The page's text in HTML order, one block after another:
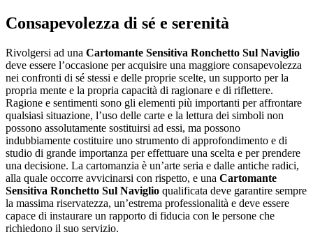
Consapevolezza di sé e serenità
Rivolgersi ad una Cartomante Sensitiva Ronchetto Sul Naviglio
deve essere l’occasione per acquisire una maggiore consapevolezza
nei confronti di sé stessi e delle proprie scelte, un supporto per la
propria mente e la propria capacità di ragionare e di riflettere.
Ragione e sentimenti sono gli elementi più importanti per affrontare
qualsiasi situazione, l’uso delle carte e la lettura dei simboli non
possono assolutamente sostituirsi ad essi, ma possono
indubbiamente costituire uno strumento di approfondimento e di
studio di grande importanza per effettuare una scelta e per prendere
una decisione. La cartomanzia è un’arte seria e dalle antiche radici,
alla quale occorre avvicinarsi con rispetto, e una Cartomante
Sensitiva Ronchetto Sul Naviglio qualificata deve garantire sempre
la massima riservatezza, un’estrema professionalità e deve essere
capace di instaurare un rapporto di fiducia con le persone che
richiedono il suo servizio.